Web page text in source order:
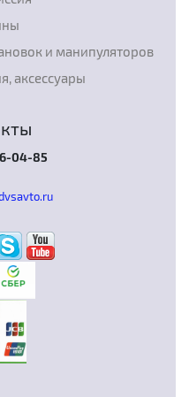
и манипуляторов
аксессуары
04-85